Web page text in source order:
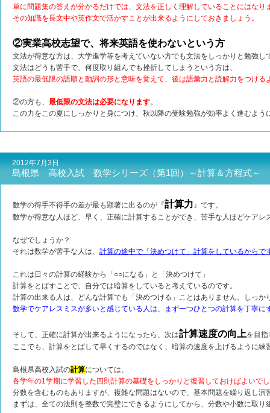
単に問題集の答えが分かるだけでは、文法を正しく理解していることにはなり
その知識を長文中や英作文で活かすことが出来るようにしておきましょう。
②実業高校志望で、将来英語を使わないという方
文法が得意な方は、大学進学等を考えていない方でも文法をしっかりと勉強し
文法はどうも苦手で、何度取り組んでも挫折してしまうという方は、
英語の最低限の語順と動詞の形と意味を覚えて、後は語彙力と読解力をつける
②の方も、 最低限の文法は必要になります。
この力をこの夏にしっかりと身につけ、秋以降の受験勉強が効率よく進むよう
2012年7月3日
島根県 高校入試 数学シリーズ（第1回）～計算＆方程式～
数学の得手不得手の差が最も顕著に出るのが『計算力』です。
数学が得意な人ほど、早く、正確に計算することができ、苦手な人ほどケアレ
なぜでしょうか？
それは数学が苦手な人は、 計算の途中で「決めつけて」計算をしているからで
これは日々の計算の経験から「○○になる」と「決めつけて」
計算をとばすことで、自分では暗算をしていると考えているのです。
計算の出来る人は、どんな計算でも「決めつける」ことはありません。しっか
数学でケアレスミスが多いと感じている人は、まず一つひとつの計算を丁寧に
そして、正確に計算が出来るようになったら、次は計算速度の向上を目
ここでも、計算をとばして早くするのではなく、暗算の速度を上げるように練
島根県高校入試の計算については、
各学年の1学期に学習した四則計算の基礎をしっかりと復習しておけばよいで
分数を含むものもありますが、複雑な問題はないので、基本問題を繰り返し演
まずは、全ての法則を整数で完璧にできるようにしてから、分数や小数に取り